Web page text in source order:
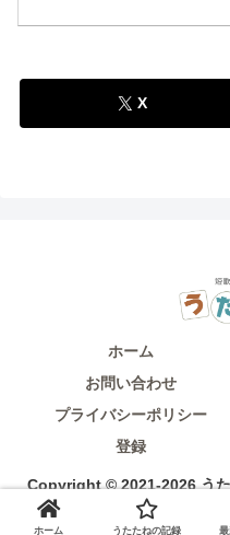
X
ホーム
お問い合わせ
プライバシーポリシー
登録
Copyright © 2021-2026 う
ホーム うたたねの記録